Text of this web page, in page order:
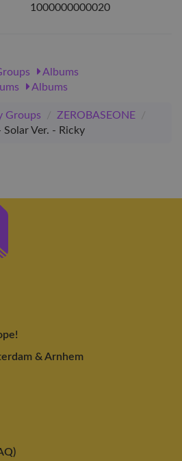
1000000000020
Albums
Albums
Groups / ZEROBASEONE
/
Ver. - Ricky
& Arnhem